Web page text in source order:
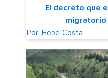
El decreto que
migratorio
Por Hebe Costa